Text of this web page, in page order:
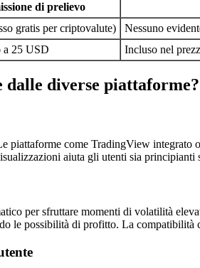
di prelievo
gratis per criptovalute)
Nessuno
a 25 USD Incluso nel
diverse piattaforme?
piattaforme come TradingView
aiuta gli utenti sia principianti
per sfruttare momenti di volatilità
le possibilità di profitto. La